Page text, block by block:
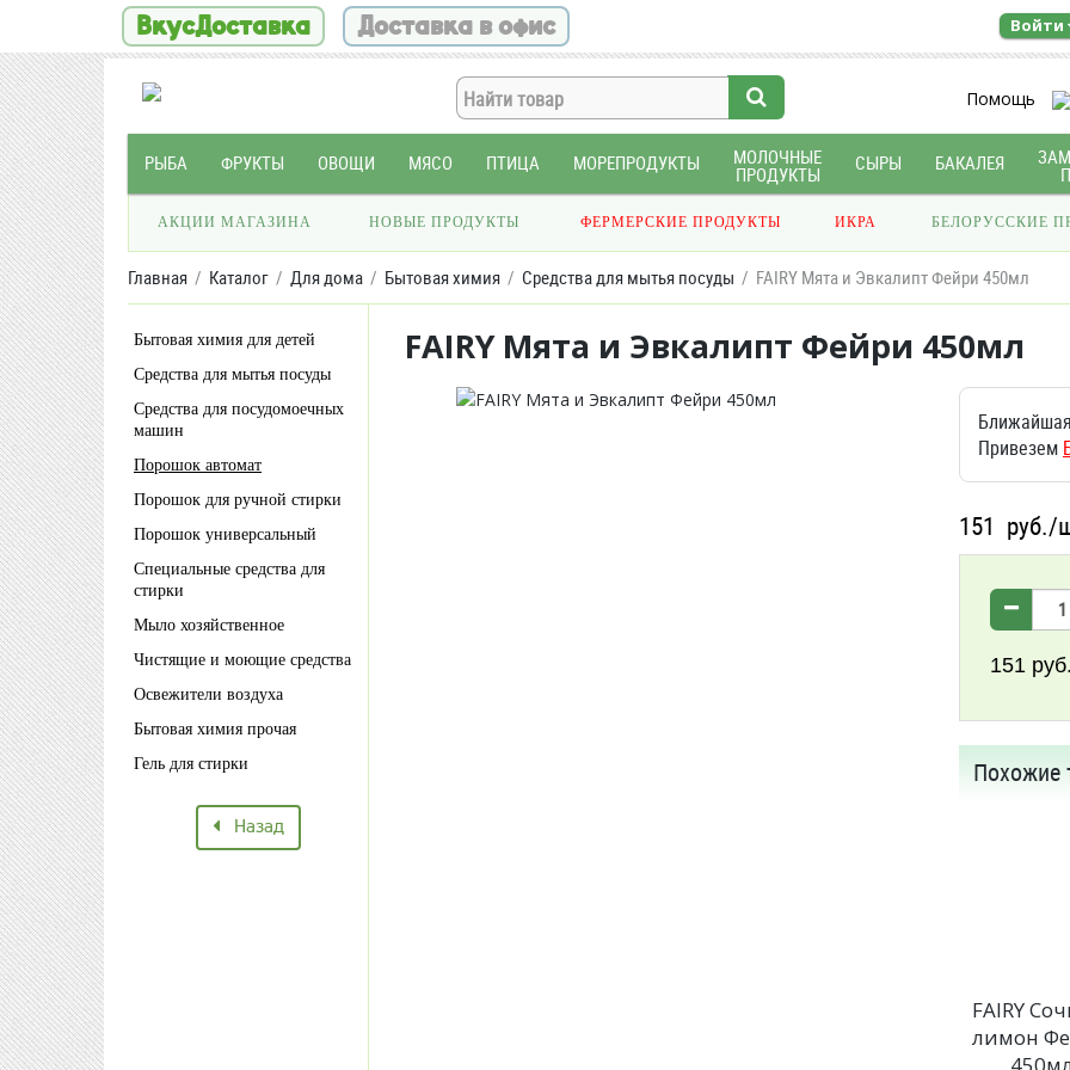
ВкусДоставка Доставка в офис Войти
Помощь
РЫБА ФРУКТЫ ОВОЩИ МЯСО ПТИЦА МОРЕПРОДУКТЫ МОЛОЧНЫЕ
ПРОДУКТЫ
СЫРЫ БАКАЛЕЯ
АКЦИИ МАГАЗИНА НОВЫЕ ПРОДУКТЫ ФЕРМЕРСКИЕ ПРОДУКТЫ ИКРА БЕЛОРУССКИЕ
Главная Каталог Для дома Бытовая химия Средства для мытья посуды FAIRY Мята и Эвкалипт Фейри 450мл
Бытовая химия для детей
Средства для мытья посуды
Средства для посудомоечных
машин
Порошок автомат
Порошок для ручной стирки
Порошок универсальный
Специальные средства для
стирки
Мыло хозяйственное
Чистящие и моющие средства
Освежители воздуха
Бытовая химия прочая
Гель для стирки
Назад
FAIRY Мята и Эвкалипт Фейри 450мл
Привезем
151 руб./
151 руб.
Похожие
FAIRY
лимон